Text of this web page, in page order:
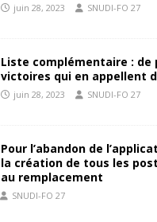
juin 28, 2023 SNUDI-FO 27
Liste complémentaire : de
victoires qui en appellent
juin 28, 2023 SNUDI-FO 27
Pour l’abandon de
la création de tous les
au remplacement
SNUDI-FO 27